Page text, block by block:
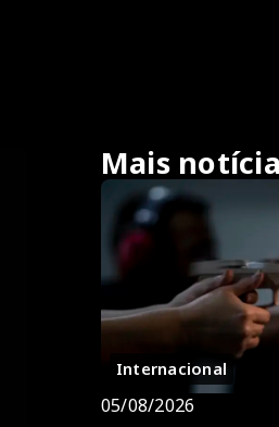
Mais
Internacional
05/08/2026